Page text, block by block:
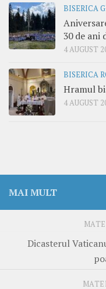
BISERICA
30 de ani
4 AUGUST
BISERICA
Hramul
4 AUGUST
MAI MULT
Dicasterul